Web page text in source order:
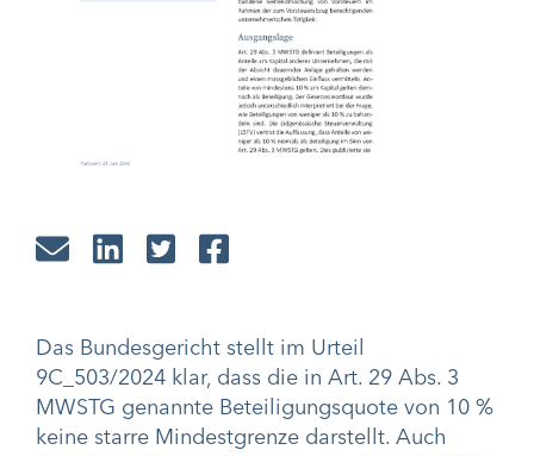
Das Bundesgericht stellt im Urteil
9C_503/2024 klar, dass die in Art. 29 Abs. 3
MWSTG genannte Beteiligungsquote von 10 %
keine starre Mindestgrenze darstellt. Auch